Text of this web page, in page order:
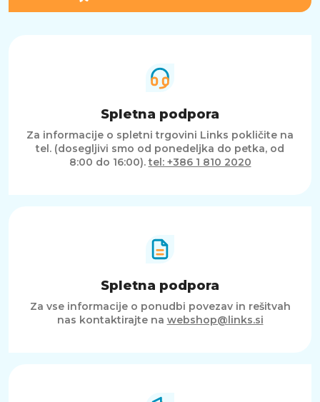
Spletna podpora
Za informacije o spletni trgovini Links pokličite na
tel. (dosegljivi smo od ponedeljka do petka, od
8:00 do 16:00).tel: +386 1 810 2020
Spletna podpora
Za vse informacije o ponudbi povezav in rešitvah
nas kontaktirajte na webshop@links.si